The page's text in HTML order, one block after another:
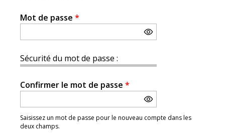
Mot de passe *
Sécurité du mot de passe :
Confirmer le mot de passe *
Saisissez un mot de passe pour le nouveau compte dans les
deux champs.